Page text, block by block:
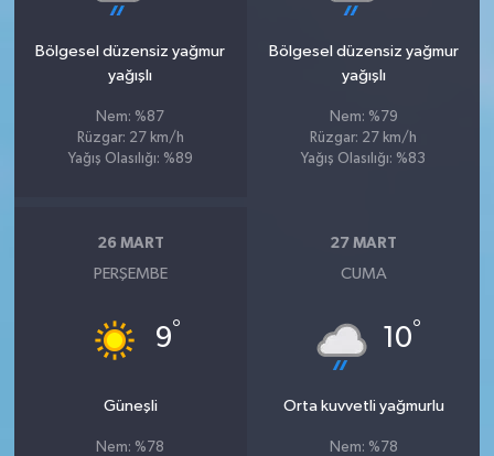
Bölgesel düzensiz yağmur
yağışlı
Nem: %87
Rüzgar: 27 km/h
Yağış Olasılığı: %89
Bölgesel düzensiz yağmur
yağışlı
Nem: %79
Rüzgar: 27 km/h
Yağış Olasılığı: %83
26 MART
PERŞEMBE
9°
Güneşli
Nem: %78
27 MART
CUMA
10°
Orta kuvvetli yağmurlu
Nem: %78